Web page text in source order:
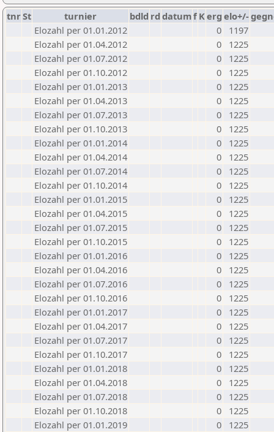
tnrSt turnier bdld rd datumf Kerg elo+/-
Elozahl per 01.01.2012
0
1197
Elozahl per 01.04.2012
0
1225
Elozahl per 01.07.2012
0
1225
Elozahl per 01.10.2012
0
1225
Elozahl per 01.01.2013
0
1225
Elozahl per 01.04.2013
0
1225
Elozahl per 01.07.2013
0
1225
Elozahl per 01.10.2013
0
1225
Elozahl per 01.01.2014
0
1225
Elozahl per 01.04.2014
0
1225
Elozahl per 01.07.2014
0
1225
Elozahl per 01.10.2014
0
1225
Elozahl per 01.01.2015
0
1225
Elozahl per 01.04.2015
0
1225
Elozahl per 01.07.2015
0
1225
Elozahl per 01.10.2015
0
1225
Elozahl per 01.01.2016
0
1225
Elozahl per 01.04.2016
0
1225
Elozahl per 01.07.2016
0
1225
Elozahl per 01.10.2016
0
1225
Elozahl per 01.01.2017
0
1225
Elozahl per 01.04.2017
0
1225
Elozahl per 01.07.2017
0
1225
Elozahl per 01.10.2017
0
1225
Elozahl per 01.01.2018
0
1225
Elozahl per 01.04.2018
0
1225
Elozahl per 01.07.2018
0
1225
Elozahl per 01.10.2018
0
1225
Elozahl per 01.01.2019
0
1225